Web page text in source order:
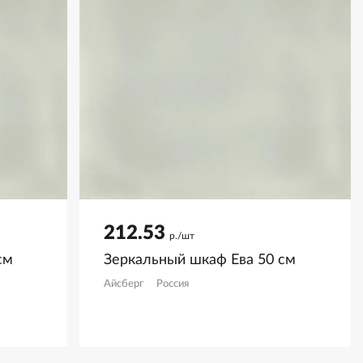
212.53 р./шт
Зеркальный шкаф Ева 50 см
Айсберг Россия